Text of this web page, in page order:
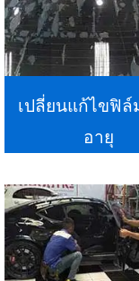
เปลี่ยนแก้ไขฟิ
อายุ